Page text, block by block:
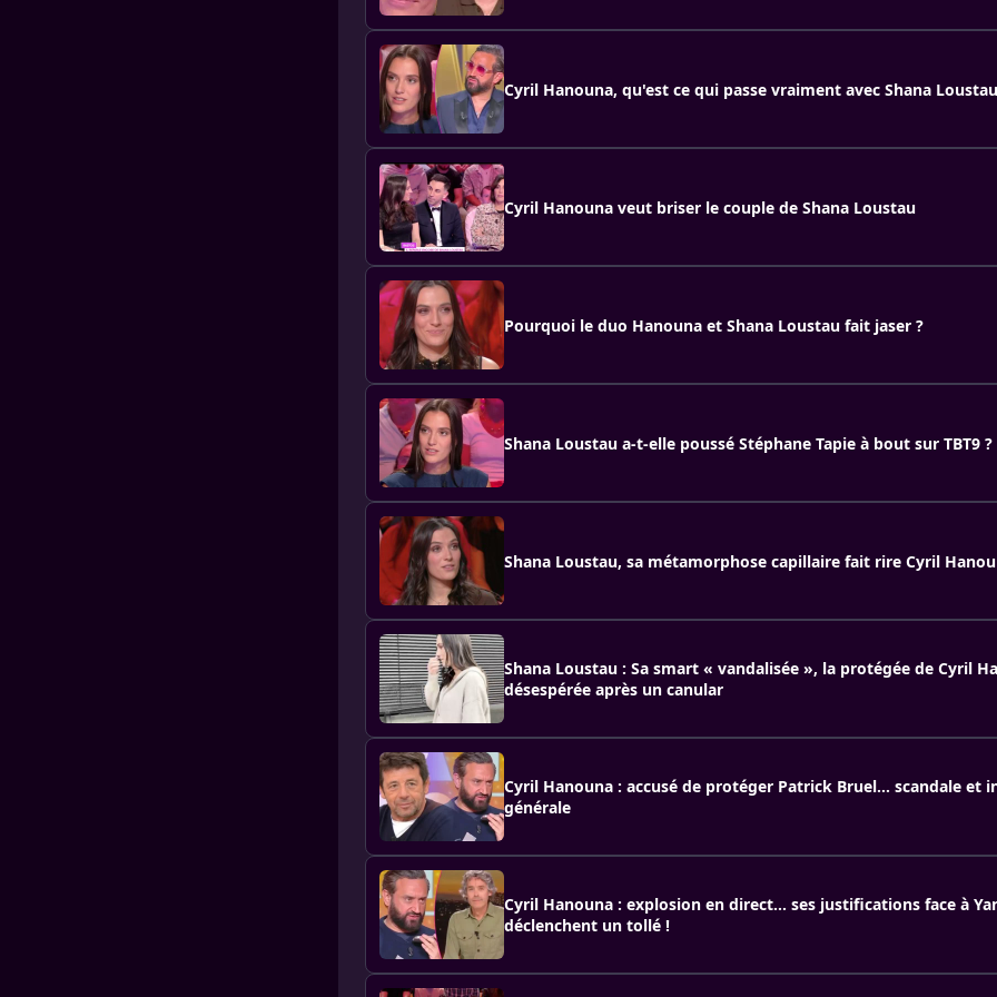
Cyril Hanouna, qu'est ce qui passe vraiment avec Shana
Cyril Hanouna veut briser le couple de Shana Loustau
Pourquoi le duo Hanouna et Shana Loustau fait jaser ?
Shana Loustau a-t-elle poussé Stéphane Tapie à bout sur TBT9 ?
Shana Loustau, sa métamorphose capillaire fait rire Cyril
Shana Loustau : Sa smart « vandalisée », la protégée de Cyril
désespérée après un canular
Cyril Hanouna : accusé de protéger Patrick Bruel… scandale et
générale
Cyril Hanouna : explosion en direct… ses justifications face à
déclenchent un tollé !